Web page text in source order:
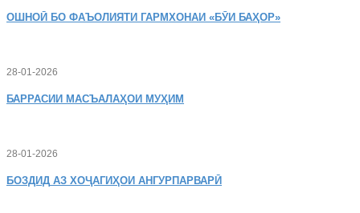
ОШНОӢ БО ФАЪОЛИЯТИ ГАРМХОНАИ «БӮИ БАҲОР»
28-01-2026
БАРРАСИИ МАСЪАЛАҲОИ МУҲИМ
28-01-2026
БОЗДИД АЗ ХОҶАГИҲОИ АНГУРПАРВАРӢ